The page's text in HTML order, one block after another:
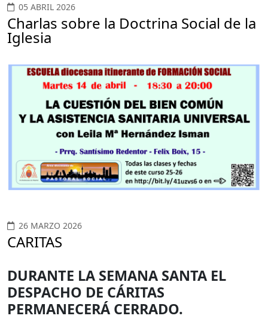
05 ABRIL 2026
Charlas sobre la Doctrina Social de la
Iglesia
26 MARZO 2026
CARITAS
DURANTE LA SEMANA SANTA EL
DESPACHO DE CÁRITAS
PERMANECERÁ CERRADO.